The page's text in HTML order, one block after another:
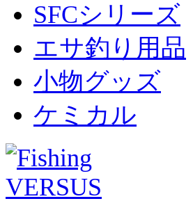
SFCシリーズ
エサ釣り用品
小物グッズ
ケミカル